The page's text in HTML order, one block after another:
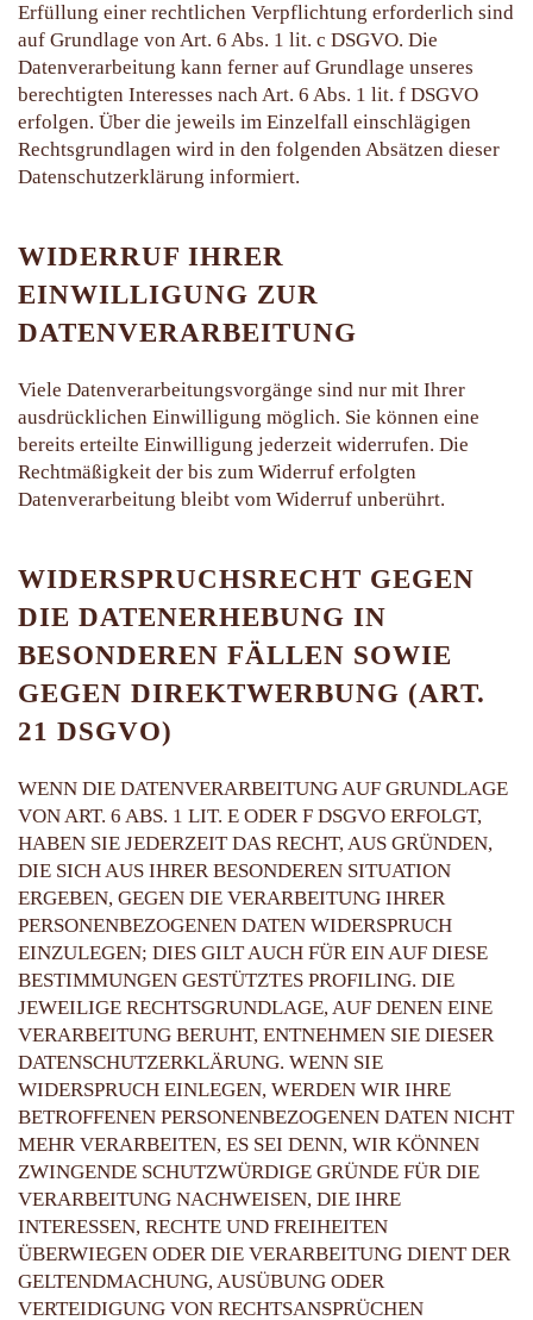
Erfüllung einer rechtlichen Verpflichtung erforderlich sind
auf Grundlage von Art. 6 Abs. 1 lit. c DSGVO. Die
Datenverarbeitung kann ferner auf Grundlage unseres
berechtigten Interesses nach Art. 6 Abs. 1 lit. f DSGVO
erfolgen. Über die jeweils im Einzelfall einschlägigen
Rechtsgrundlagen wird in den folgenden Absätzen dieser
Datenschutzerklärung informiert.
WIDERRUF IHRER
EINWILLIGUNG ZUR
DATENVERARBEITUNG
Viele Datenverarbeitungsvorgänge sind nur mit Ihrer
ausdrücklichen Einwilligung möglich. Sie können eine
bereits erteilte Einwilligung jederzeit widerrufen. Die
Rechtmäßigkeit der bis zum Widerruf erfolgten
Datenverarbeitung bleibt vom Widerruf unberührt.
WIDERSPRUCHSRECHT GEGEN
DIE DATENERHEBUNG IN
BESONDEREN FÄLLEN SOWIE
GEGEN DIREKTWERBUNG (ART.
21 DSGVO)
WENN DIE DATENVERARBEITUNG AUF GRUNDLAGE
VON ART. 6 ABS. 1 LIT. E ODER F DSGVO ERFOLGT,
HABEN SIE JEDERZEIT DAS RECHT, AUS GRÜNDEN,
DIE SICH AUS IHRER BESONDEREN SITUATION
ERGEBEN, GEGEN DIE VERARBEITUNG IHRER
PERSONENBEZOGENEN DATEN WIDERSPRUCH
EINZULEGEN; DIES GILT AUCH FÜR EIN AUF DIESE
BESTIMMUNGEN GESTÜTZTES PROFILING. DIE
JEWEILIGE RECHTSGRUNDLAGE, AUF DENEN EINE
VERARBEITUNG BERUHT, ENTNEHMEN SIE DIESER
DATENSCHUTZERKLÄRUNG. WENN SIE
WIDERSPRUCH EINLEGEN, WERDEN WIR IHRE
BETROFFENEN PERSONENBEZOGENEN DATEN NICHT
MEHR VERARBEITEN, ES SEI DENN, WIR KÖNNEN
ZWINGENDE SCHUTZWÜRDIGE GRÜNDE FÜR DIE
VERARBEITUNG NACHWEISEN, DIE IHRE
INTERESSEN, RECHTE UND FREIHEITEN
ÜBERWIEGEN ODER DIE VERARBEITUNG DIENT DER
GELTENDMACHUNG, AUSÜBUNG ODER
VERTEIDIGUNG VON RECHTSANSPRÜCHEN